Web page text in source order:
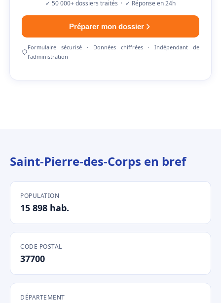
✓ 50 000+ dossiers traités · ✓ Réponse en 24h
Préparer mon dossier
Formulaire sécurisé · Données chiffrées · Indépendant de
l'administration
Saint-Pierre-des-Corps en bref
POPULATION
15 898 hab.
CODE POSTAL
37700
DÉPARTEMENT